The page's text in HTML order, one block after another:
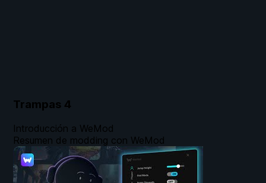
Trampas 4
Introducción a WeMod
Resumen de modding con WeMod